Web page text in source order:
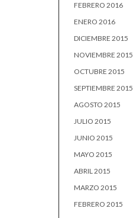
FEBRERO 2016
ENERO 2016
DICIEMBRE 2015
NOVIEMBRE 2015
OCTUBRE 2015
SEPTIEMBRE 2015
AGOSTO 2015
JULIO 2015
JUNIO 2015
MAYO 2015
ABRIL 2015
MARZO 2015
FEBRERO 2015